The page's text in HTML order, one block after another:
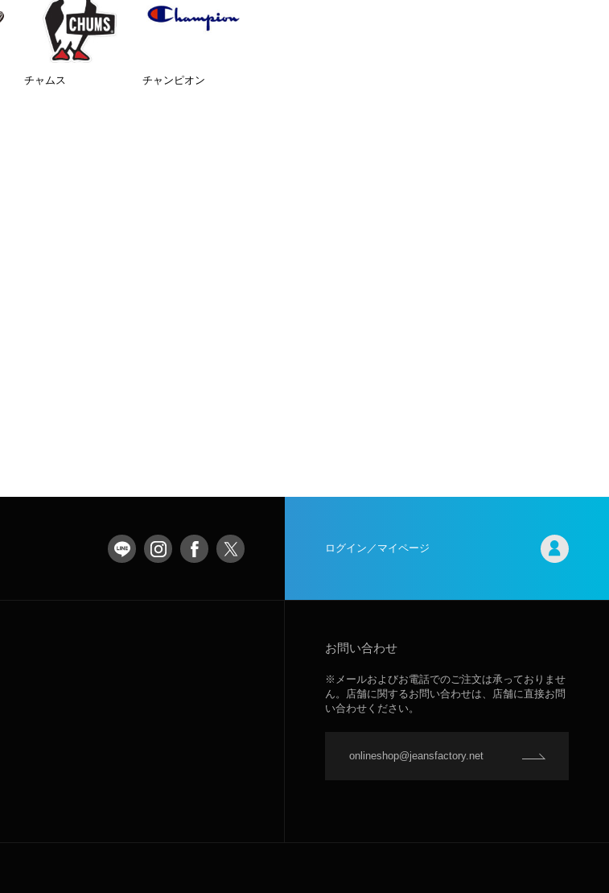
チャムス チャンピオン
ログイン／マイページ
お問い合わせ
※メールおよびお電話でのご注文は承っておりませ
ん。店舗に関するお問い合わせは、店舗に直接お問
い合わせください。
onlineshop@jeansfactory.net